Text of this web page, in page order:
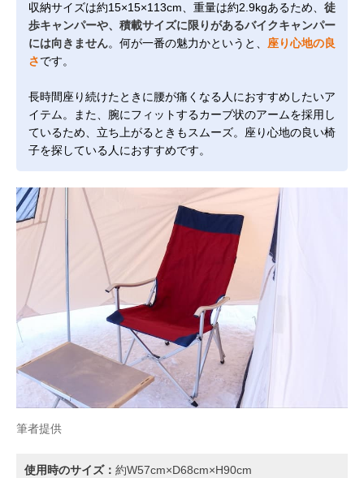
収納サイズは約15×15×113cm、重量は約2.9kgあるため、 徒
歩キャンパーや、積載サイズに限りがあるバイクキャンパー
には向きません。何が一番の魅力かというと、 座り心地の良
さです。
長時間座り続けたときに腰が痛くなる人におすすめしたいア
イテム。また、腕にフィットするカーブ状のアームを採用し
ているため、立ち上がるときもスムーズ。座り心地の良い椅
子を探している人におすすめです。
筆者提供
使用時のサイズ： 約W57cm×D68cm×H90cm